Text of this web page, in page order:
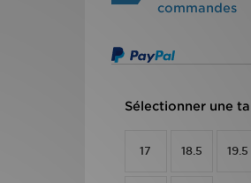
commandes
Sélectionner une
17 18.5 19.5